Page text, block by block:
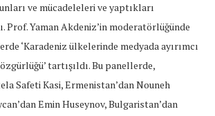
ve mücadeleleri ve yaptıkları
Prof. Yaman Akdeniz’in moderatörlüğünde
‘Karadeniz ülkelerinde medyada ayırımcı
tartışıldı. Bu panellerde,
Safeti Kasi, Ermenistan’dan Nouneh
Emin Huseynov, Bulgaristan’dan